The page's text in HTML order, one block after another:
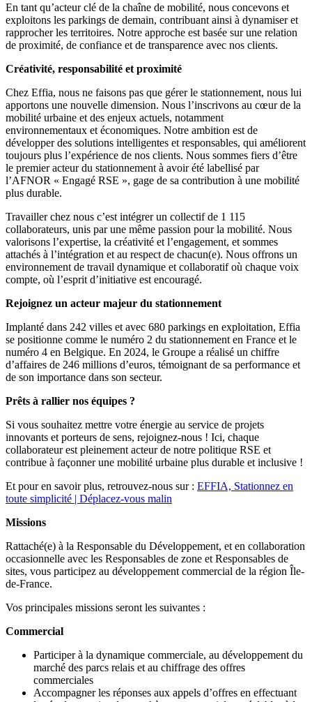
En tant qu’acteur clé de la chaîne de mobilité, nous concevons et
exploitons les parkings de demain, contribuant ainsi à dynamiser et
rapprocher les territoires. Notre approche est basée sur une relation
de proximité, de confiance et de transparence avec nos clients.
Créativité, responsabilité et proximité
Chez Effia, nous ne faisons pas que gérer le stationnement, nous lui
apportons une nouvelle dimension. Nous l’inscrivons au cœur de la
mobilité urbaine et des enjeux actuels, notamment
environnementaux et économiques. Notre ambition est de
développer des solutions intelligentes et responsables, qui améliorent
toujours plus l’expérience de nos clients. Nous sommes fiers d’être
le premier acteur du stationnement à avoir été labellisé par
l’AFNOR « Engagé RSE », gage de sa contribution à une mobilité
plus durable.
Travailler chez nous c’est intégrer un collectif de 1 115
collaborateurs, unis par une même passion pour la mobilité. Nous
valorisons l’expertise, la créativité et l’engagement, et sommes
attachés à l’intégration et au respect de chacun(e). Nous offrons un
environnement de travail dynamique et collaboratif où chaque voix
compte, où l’esprit d’initiative est encouragé.
Rejoignez un acteur majeur du stationnement
Implanté dans 242 villes et avec 680 parkings en exploitation, Effia
se positionne comme le numéro 2 du stationnement en France et le
numéro 4 en Belgique. En 2024, le Groupe a réalisé un chiffre
d’affaires de 246 millions d’euros, témoignant de sa performance et
de son importance dans son secteur.
Prêts à rallier nos équipes ?
Si vous souhaitez mettre votre énergie au service de projets
innovants et porteurs de sens, rejoignez-nous ! Ici, chaque
collaborateur est pleinement acteur de notre politique RSE et
contribue à façonner une mobilité urbaine plus durable et inclusive !
Et pour en savoir plus, retrouvez-nous sur : EFFIA, Stationnez en
toute simplicité | Déplacez-vous malin
Missions
Rattaché(e) à la Responsable du Développement, et en collaboration
occasionnelle avec les Responsables de zone et Responsables de
sites, vous participez au développement commercial de la région Île-
de-France.
Vos principales missions seront les suivantes :
Commercial
Participer à la dynamique commerciale, au développement du
marché des parcs relais et au chiffrage des offres
commerciales
Accompagner les réponses aux appels d’offres en effectuant